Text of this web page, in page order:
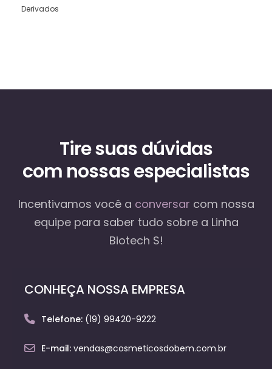
Derivados
Tire suas dúvidas
com nossas especialistas
Incentivamos você a conversar com nossa
equipepara saber tudo sobre a Linha
Biotech S!
CONHEÇA NOSSA EMPRESA
Telefone: (19) 99420-9222
E-mail: vendas@cosmeticosdobem.com.br